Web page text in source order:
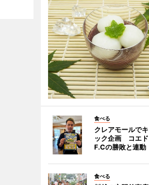
食べる
クレアモールで
ック企画 コエド
F.Cの勝敗と連動
食べる